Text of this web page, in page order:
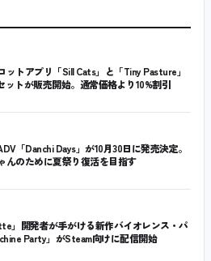
ットアプリ「Sill Cats」と「Tiny Pasture」
ットが販売開始。通常価格より10%割引
「Danchi Days」が10月30日に発売決定。
んのために夏祭り復活を目指す
」開発者が手がける新作バイオレンス・パ
Party」がSteam向けに配信開始